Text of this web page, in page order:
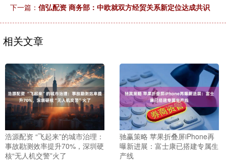
下一篇： 信弘配资 商务部：中欧就双方经贸关系新定位达成共识
相关文章
浩源配资 “飞起来”的城市治理：
事故勘测效率提升70%，深圳硬
核“无人机交警”火了
驰赢策略 苹果折叠屏iPhone再
曝新进展：富士康已搭建专属生
产线